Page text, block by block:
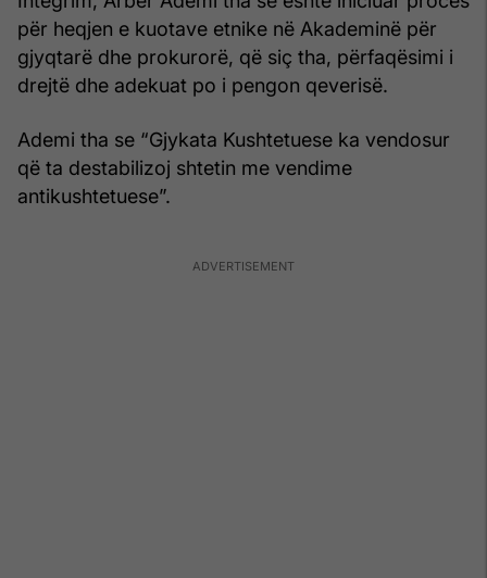
për heqjen e kuotave etnike në Akademinë për
gjyqtarë dhe prokurorë, që siç tha, përfaqësimi i
drejtë dhe adekuat po i pengon qeverisë.
Ademi tha se “Gjykata Kushtetuese ka vendosur
që ta destabilizoj shtetin me vendime
antikushtetuese”.